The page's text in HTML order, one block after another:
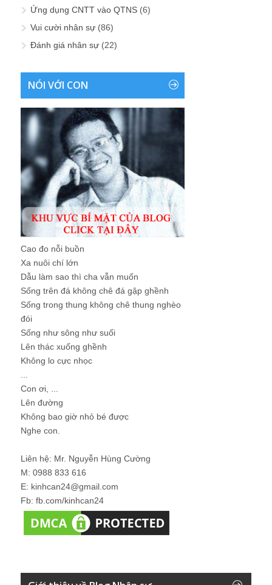
Ứng dụng CNTT vào QTNS (6)
Vui cười nhân sự (86)
Đánh giá nhân sự (22)
NÓI VỚI CON
Cao đo nỗi buồn
Xa nuôi chí lớn
Dẫu làm sao thì cha vẫn muốn
Sống trên đá không chê đá gập ghềnh
Sống trong thung không chê thung nghèo
đói
Sống như sông như suối
Lên thác xuống ghềnh
Không lo cực nhọc
Con ơi, ...
Lên đường
Không bao giờ nhỏ bé được
Nghe con.
Liên hệ: Mr. Nguyễn Hùng Cường
M: 0988 833 616
E: kinhcan24@gmail.com
Fb: fb.com/kinhcan24